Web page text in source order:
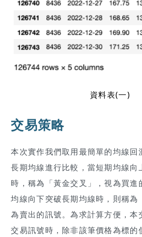
資料表(一)
交易策略
本次實作我們取用最簡單的均線回
長期均線進行比較，當短期均線向
時，稱為「黃金交叉」，視為買進
均線向下突破長期均線時，則稱為
為賣出的訊號。為求計算方便，本
交易訊號時，除非該筆價格為標的